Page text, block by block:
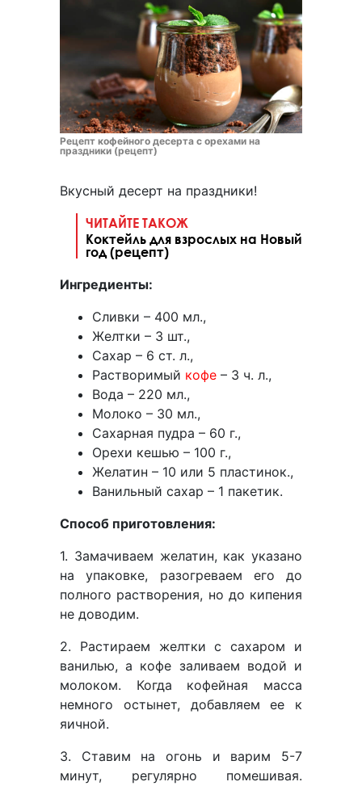
Рецепт кофейного десерта с орехами на
праздники (рецепт)
Вкусный десерт на праздники!
ЧИТАЙТЕ ТАКОЖ
Коктейль для взрослых на Новый
год (рецепт)
Ингредиенты:
Сливки – 400 мл.,
Желтки – 3 шт.,
Сахар – 6 ст. л.,
Растворимый кофе – 3 ч. л.,
Вода – 220 мл.,
Молоко – 30 мл.,
Сахарная пудра – 60 г.,
Орехи кешью – 100 г.,
Желатин – 10 или 5 пластинок.,
Ванильный сахар – 1 пакетик.
Способ приготовления:
1. Замачиваем желатин, как указано
на упаковке, разогреваем его до
полного растворения, но до кипения
не доводим.
2. Растираем желтки с сахаром и
ванилью, а кофе заливаем водой и
молоком. Когда кофейная масса
немного остынет, добавляем ее к
яичной.
3. Ставим на огонь и варим 5-7
минут, регулярно помешивая.